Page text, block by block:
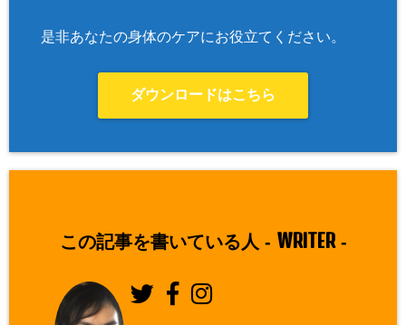
是非あなたの身体のケアにお役立てください。
ダウンロードはこちら
この記事を書いている人 - WRITER-